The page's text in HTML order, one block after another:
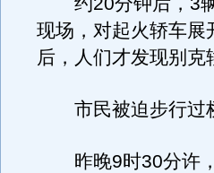
现场，对起火轿车展
后，人们才发现别
市民被迫步行过
昨晚9时30分许，